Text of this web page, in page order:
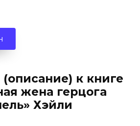
к книге
жена герцога
Хэйли